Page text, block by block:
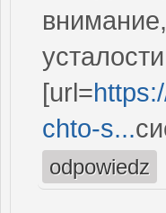
[url=
chto-s...
odpowiedz